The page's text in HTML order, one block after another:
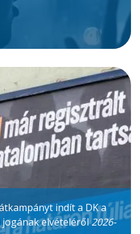
indít a DK a
jogának elvételéről2026-